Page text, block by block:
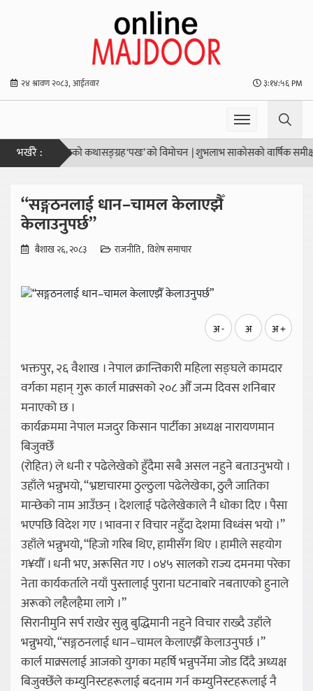
२४ श्रावण २०८३, आईतवार ३:१४:५६ PM
भर्खरै :
नेपालभाषाको कथासङ्ग्रह ‘पखः’ को विमोचन |शुभलाभ साकोसको वार्षिक समीक्षा
“सङ्गठनलाई धान–चामल केलाएझैँ
केलाउनुपर्छ”
बैशाख २६, २०८३ राजनीति विशेष समाचार
अ - अ अ +
भक्तपुर, २६ वैशाख । नेपाल क्रान्तिकारी महिला सङ्घले कामदार
वर्गका महान् गुरू कार्ल माक्र्सको २०८ औँ जन्म दिवस शनिबार
मनाएको छ ।
कार्यक्रममा नेपाल मजदुर किसान पार्टीका अध्यक्ष नारायणमान
बिजुक्छेँ
(रोहित) ले धनी र पढेलेखेको हुँदैमा सबै असल नहुने बताउनुभयो ।
उहाँले भन्नुभयो, “भ्रष्टाचारमा ठुल्ठुला पढेलेखेका, ठुलै जातिका
मान्छेको नाम आउँछन् । देशलाई पढेलेखेकाले नै धोका दिए । पैसा
भएपछि विदेश गए । भावना र विचार नहुँदा देशमा विध्वंस भयो ।”
उहाँले भन्नुभयो, “हिजो गरिब थिए, हामीसँग थिए । हामीले सहयोग
ग¥यौँ । धनी भए, अरूसित गए । ०४५ सालको राज्य दमनमा परेका
नेता कार्यकर्ताले नयाँ पुस्तालाई पुराना घटनाबारे नबताएको हुनाले
अरूको लहैलहैमा लागे ।”
सिरानीमुनि सर्प राखेर सुत्नु बुद्धिमानी नहुने विचार राख्दै उहाँले
भन्नुभयो, “सङ्गठनलाई धान–चामल केलाएझैँ केलाउनुपर्छ ।”
कार्ल माक्र्सलाई आजको युगका महर्षि भन्नुपर्नेमा जोड दिँदै अध्यक्ष
बिजुक्छेँले कम्युनिस्टहरूलाई बदनाम गर्न कम्युनिस्टहरूलाई नै